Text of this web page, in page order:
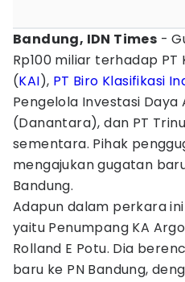
Bandung, IDN Times -
Rp100 miliar terhadap
(KAI), PT Biro Klasifikasi
Pengelola Investasi
(Danantara), dan PT
sementara. Pihak
mengajukan gugatan
Bandung.
Adapun dalam perkara
yaitu Penumpang KA
Rolland E Potu. Dia
baru ke PN Bandung,